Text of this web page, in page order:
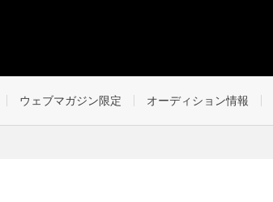
ウェブマガジン限定 オーディション情報